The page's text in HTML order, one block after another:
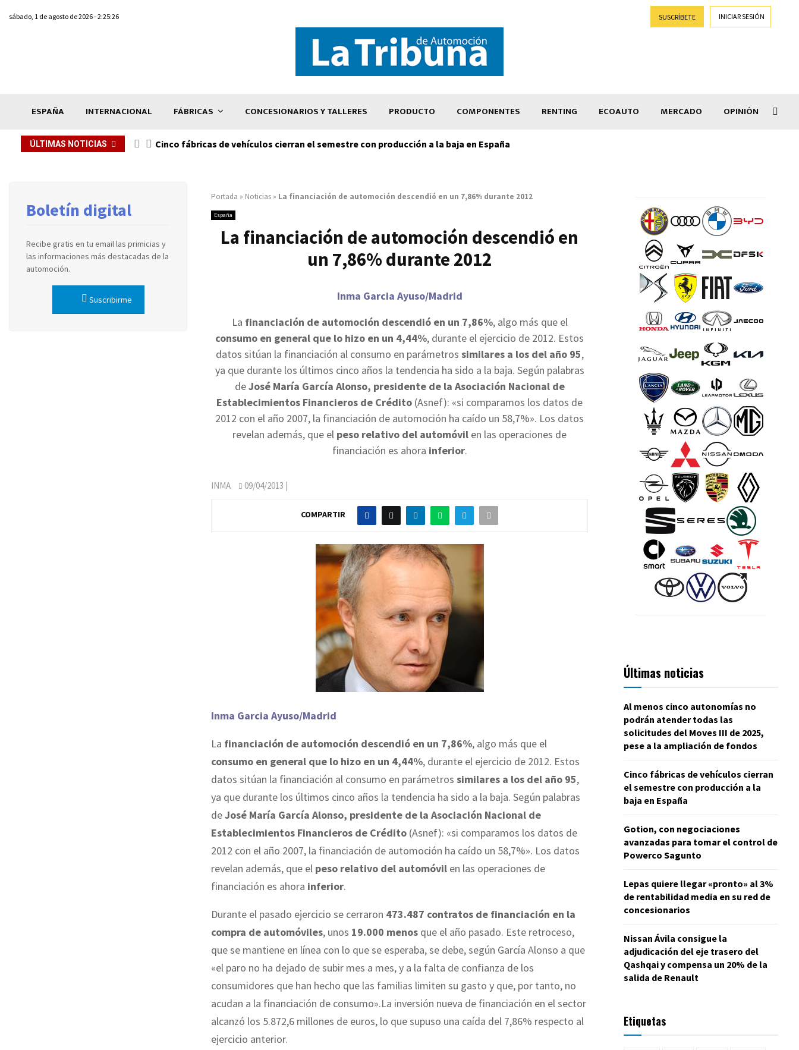
sábado, 1 de agosto de 2026 - 2:25:26 SUSCRÍBETE INICIAR SESIÓN
ESPAÑA INTERNACIONAL FÁBRICAS CONCESIONARIOS Y TALLERES PRODUCTO COMPONENTES RENTING ECOAUTO MERCADO OPINIÓN
ÚLTIMAS NOTICIAS Cinco fábricas de vehículos cierran el semestre con producción a la baja en España
Portada » Noticias » La financiación de automoción descendió en un 7,86% durante 2012
España
La financiación de automoción descendió en
un 7,86% durante 2012
Inma Garcia Ayuso/Madrid
La financiación de automoción descendió en un 7,86%, algo más que el
consumo en general que lo hizo en un 4,44%, durante el ejercicio de 2012. Estos
datos sitúan la financiación al consumo en parámetros similares a los del año 95,
ya que durante los últimos cinco años la tendencia ha sido a la baja. Según palabras
deJosé María García Alonso, presidente de la Asociación Nacional de
Establecimientos Financieros de Crédito (Asnef): «si comparamos los datos de
2012 con el año 2007, la financiación de automoción ha caído un 58,7%». Los datos
revelan además, que el peso relativo del automóvil en las operaciones de
financiación es ahora inferior.
INMA 09/04/2013 |
COMPARTIR
Inma Garcia Ayuso/Madrid
La financiación de automoción descendió en un 7,86%, algo más que el
consumo en general que lo hizo en un 4,44%, durante el ejercicio de 2012. Estos
datos sitúan la financiación al consumo en parámetros similares a los del año 95,
ya que durante los últimos cinco años la tendencia ha sido a la baja. Según palabras
deJosé María García Alonso, presidente de la Asociación Nacional de
Establecimientos Financieros de Crédito (Asnef): «si comparamos los datos de
2012 con el año 2007, la financiación de automoción ha caído un 58,7%». Los datos
revelan además, que el peso relativo del automóvil en las operaciones de
financiación es ahora inferior.
Durante el pasado ejercicio se cerraron 473.487 contratos de financiación en la
compra de automóviles, unos 19.000 menos que el año pasado. Este retroceso,
que se mantiene en línea con lo que se esperaba, se debe, según García Alonso a que
«el paro no ha dejado de subir mes a mes, y a la falta de confianza de los
consumidores que han hecho que las familias limiten su gasto y que, por tanto, no
acudan a la financiación de consumo».La inversión nueva de financiación en el sector
alcanzó los 5.872,6 millones de euros, lo que supuso una caída del 7,86% respecto al
ejercicio anterior.
Boletín digital
Recibe gratis en tu email las primicias y
las informaciones más destacadas de la
automoción.
Suscribirme
Últimas noticias
Al menos cinco autonomías no
podrán atender todas las
solicitudes del Moves III de 2025,
pese a la ampliación de fondos
Cinco fábricas de vehículos cierran
el semestre con producción a la
baja en España
Gotion, con negociaciones
avanzadas para tomar el control de
Powerco Sagunto
Lepas quiere llegar «pronto» al 3%
de rentabilidad media en su red de
concesionarios
Nissan Ávila consigue la
adjudicación del eje trasero del
Qashqai y compensa un 20% de la
salida de Renault
Etiquetas